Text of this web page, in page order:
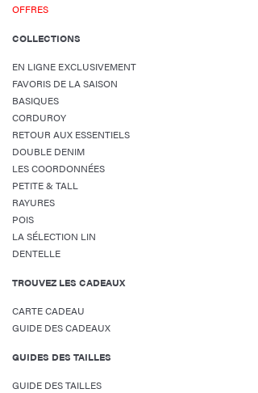
OFFRES
COLLECTIONS
EN LIGNE EXCLUSIVEMENT
FAVORIS DE LA SAISON
BASIQUES
CORDUROY
RETOUR AUX ESSENTIELS
DOUBLE DENIM
LES COORDONNÉES
PETITE & TALL
RAYURES
POIS
LA SÉLECTION LIN
DENTELLE
TROUVEZ LES CADEAUX
CARTE CADEAU
GUIDE DES CADEAUX
GUIDES DES TAILLES
GUIDE DES TAILLES